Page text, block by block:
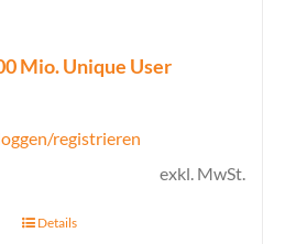
Mio. Unique User
registrieren
exkl. MwSt.
Details